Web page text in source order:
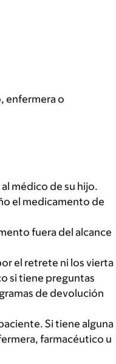
enfermera o
médico de su hijo.
el medicamento de
fuera del alcance
el retrete ni los vierta
si tiene preguntas
de devolución
Si tiene alguna
farmacéutico u